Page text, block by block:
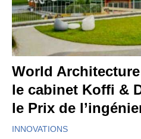
World
le cabinet Koffi &
le Prix de
INNOVATIONS